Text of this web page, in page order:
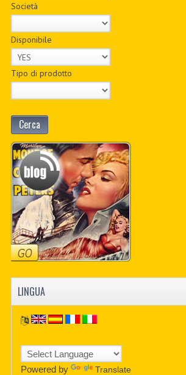
Società
Disponibile
Tipo di prodotto
Cerca
LINGUA
Powered by Translate